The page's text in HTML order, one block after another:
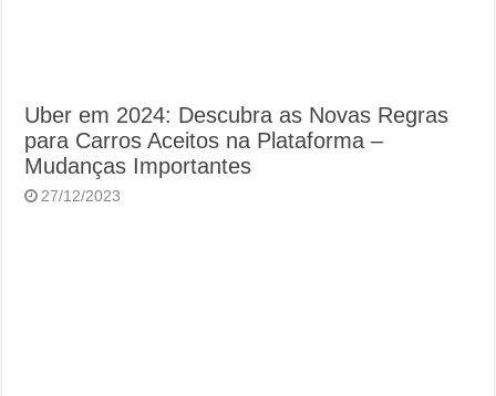
Uber em 2024: Descubra as Novas Regras
para Carros Aceitos na Plataforma –
Mudanças Importantes
27/12/2023